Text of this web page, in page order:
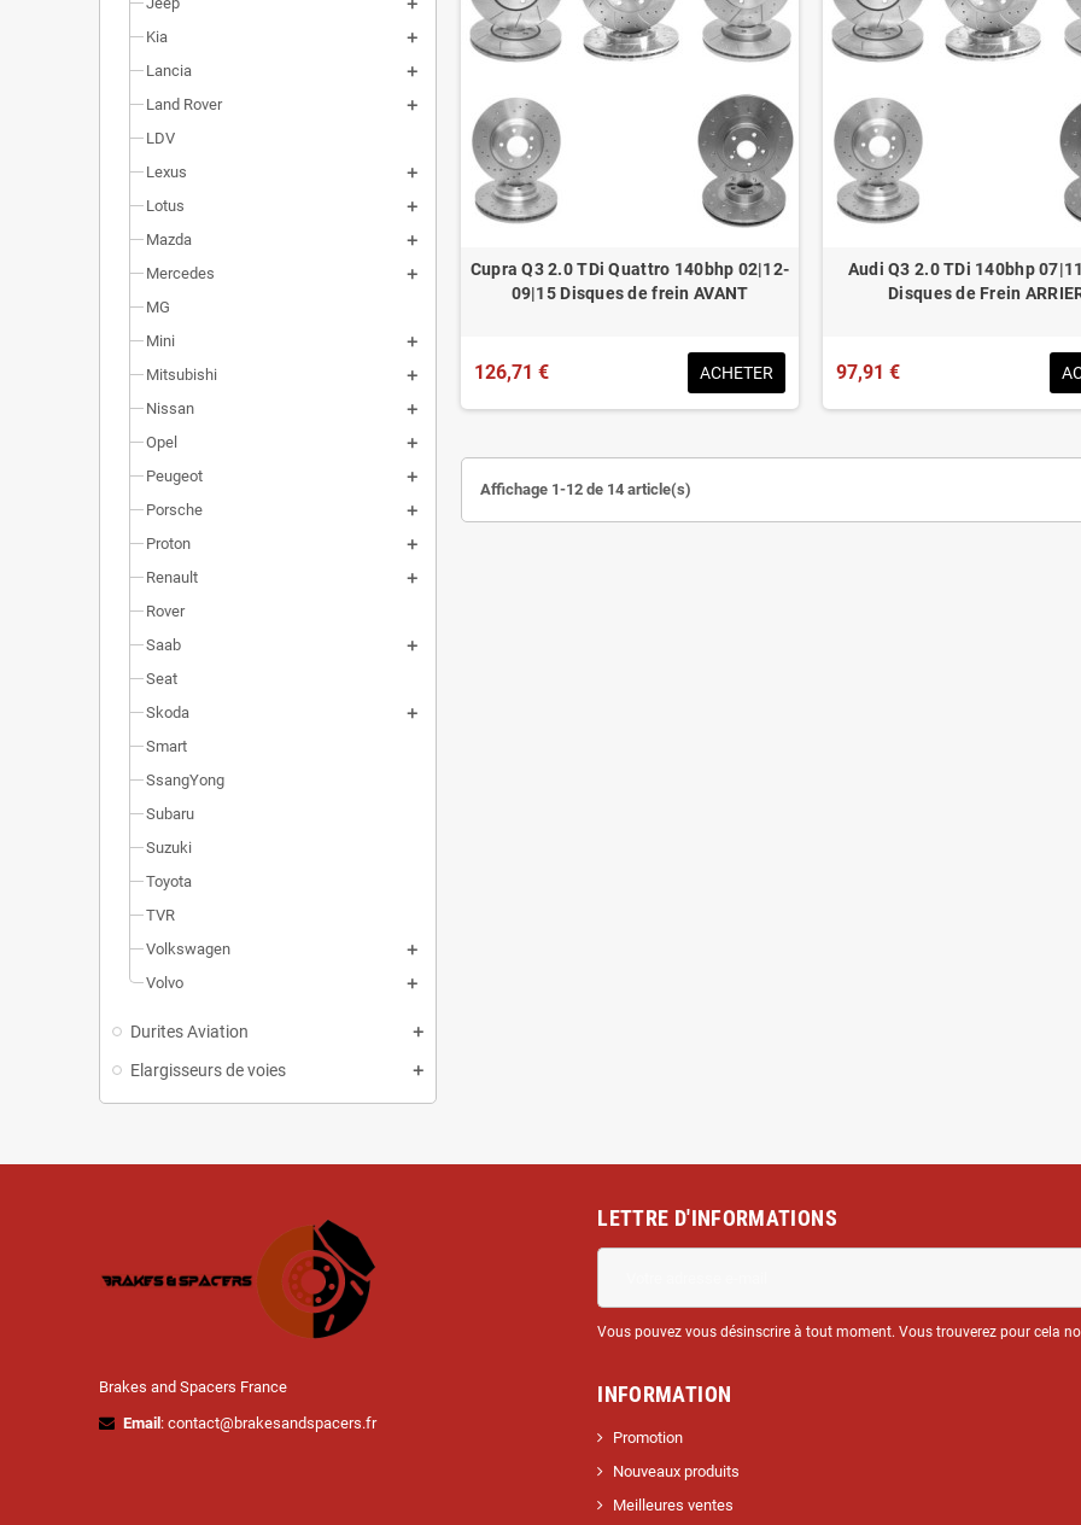
Kia
Lancia
Land Rover
LDV
Lexus
Lotus
Mazda
Mercedes
MG
Mini
Mitsubishi
Nissan
Opel
Peugeot
Porsche
Proton
Renault
Rover
Saab
Seat
Skoda
Smart
SsangYong
Subaru
Suzuki
Toyota
TVR
Volkswagen
Volvo
Durites Aviation
Elargisseurs de voies
Cupra Q3 2.0 TDi Quattro 140bhp 02|12-
09|15 Disques de frein AVANT
126,71 € ACHETER
Audi Q3 2.0 TDi 140bhp
Disques de Frein
97,91 €
Affichage 1-12 de 14 article(s)
Brakes and Spacers France
Email : contact@brakesandspacers.fr
LETTRE D'INFORMATIONS
Vous pouvez vous désinscrire à tout moment. Vous trouverez pour cela
INFORMATION
Promotion
Nouveaux produits
Meilleures ventes